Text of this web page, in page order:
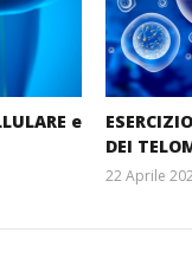
e
DEI
22 Aprile